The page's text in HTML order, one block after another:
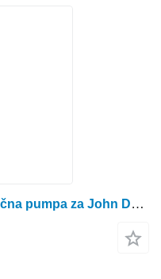
John Deere AH212539 hidraulična pumpa za John Deere traktora točkaša